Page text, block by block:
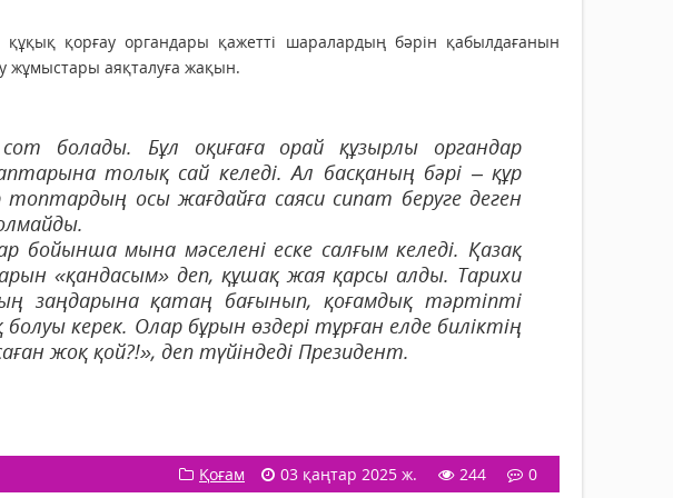
қорғау органдары қажетті шаралардың бәрін қабылдағанын
жұмыстары аяқталуға жақын.
болады. Бұл оқиғаға орай құзырлы органдар
толық сай келеді. Ал басқаның бәрі – құр
осы жағдайға саяси сипат беруге деген
мына мәселені еске салғым келеді. Қазақ
«қандасым» деп, құшақ жая қарсы алды. Тарихи
заңдарына қатаң бағынып, қоғамдық тәртіпті
керек. Олар бұрын өздері тұрған елде биліктің
жоқ қой?!», деп түйіндеді Президент.
Қоғам
03 қаңтар 2025 ж. 244 0